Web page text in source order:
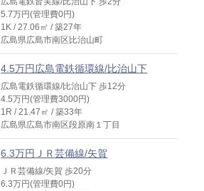
5.7万円(管理費0円)
1K / 27.06㎡ / 築27年
広島県広島市南区比治山町
4.5万円広島電鉄循環線/比治山下
広島電鉄循環線/比治山下 歩12分
4.5万円(管理費3000円)
1R / 21.47㎡ / 築33年
広島県広島市南区段原南１丁目
6.3万円ＪＲ芸備線/矢賀
ＪＲ芸備線/矢賀 歩20分
6.3万円(管理費0円)